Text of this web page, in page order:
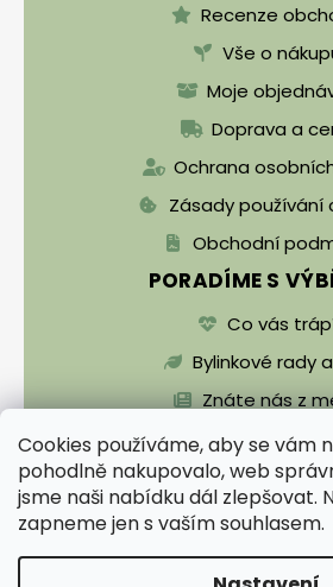
Cookies používáme, aby se vám
pohodlně nakupovalo, web
jsme naši nabídku dál zlepšovat.
zapneme jen s vaším souhlasem.
Recenze
Vše o
Moje
Doprava a
Ochrana
Zásady používání
Obchodní
PORADÍME S
Co vás
Bylinkové rady
Znáte nás z
Vytvořil